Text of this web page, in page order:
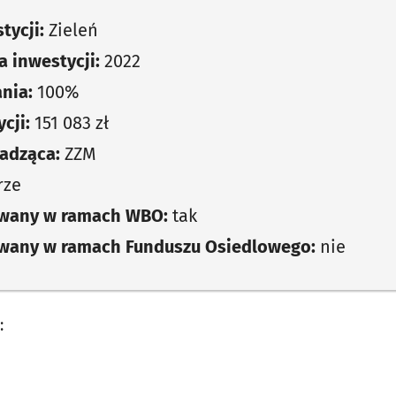
Zieleń
inwestycji: 2022
100%
151 083 zł
ZZM
w ramach WBO: tak
w ramach Funduszu Osiedlowego: nie